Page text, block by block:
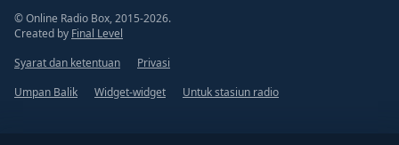
© Online Radio Box, 2015-2026.
Created by Final Level
Syarat dan ketentuan
Privasi
Umpan Balik
Widget-widget Untuk stasiun radio